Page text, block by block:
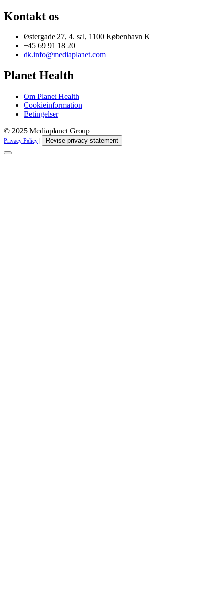
Kontakt os
Østergade 27, 4. sal, 1100 København K
+45 69 91 18 20
dk.info@mediaplanet.com
Planet Health
Om Planet Health
Cookieinformation
Betingelser
© 2025 Mediaplanet Group
Privacy Policy Revise privacy statement